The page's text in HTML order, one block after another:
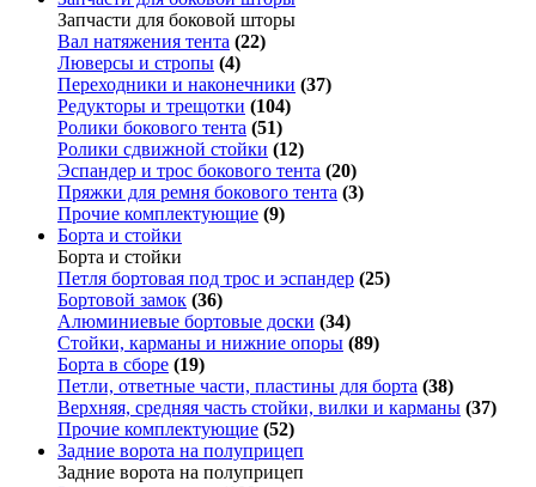
Запчасти для боковой шторы
Вал натяжения тента (22)
Люверсы и стропы (4)
Переходники и наконечники (37)
Редукторы и трещотки (104)
Ролики бокового тента (51)
Ролики сдвижной стойки (12)
Эспандер и трос бокового тента (20)
Пряжки для ремня бокового тента (3)
Прочие комплектующие (9)
Борта и стойки
Борта и стойки
Петля бортовая под трос и эспандер (25)
Бортовой замок (36)
Алюминиевые бортовые доски (34)
Стойки, карманы и нижние опоры (89)
Борта в сборе (19)
Петли, ответные части, пластины для борта (38)
Верхняя, средняя часть стойки, вилки и карманы (37)
Прочие комплектующие (52)
Задние ворота на полуприцеп
Задние ворота на полуприцеп